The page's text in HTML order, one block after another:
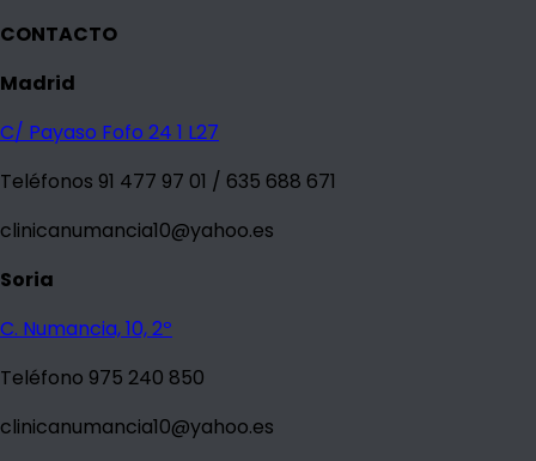
CONTACTO
Madrid
C/ Payaso Fofo 24 1 L27
Teléfonos 91 477 97 01 / 635 688 671
clinicanumancia10@yahoo.es
Soria
C. Numancia, 10, 2º
Teléfono 975 240 850
clinicanumancia10@yahoo.es